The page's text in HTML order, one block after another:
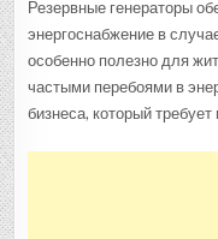
Резервные генераторы
энергоснабжение в
особенно полезно для
частыми перебоями в
бизнеса, который